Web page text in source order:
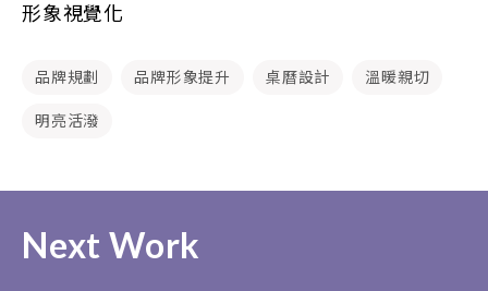
形象視覺化
品牌規劃 品牌形象提升 桌曆設計 溫暖親切
明亮活潑
Next Work